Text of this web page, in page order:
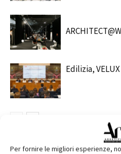
Per fornire le migliori esperienze,
Edilizia,